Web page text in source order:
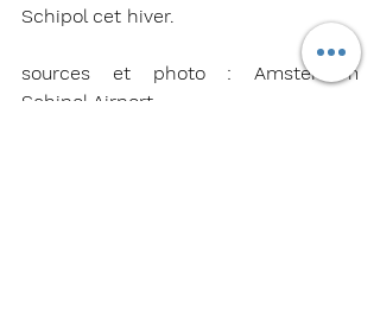
Schipol cet hiver.
sources et photo : Amsterdam
Schipol Airport